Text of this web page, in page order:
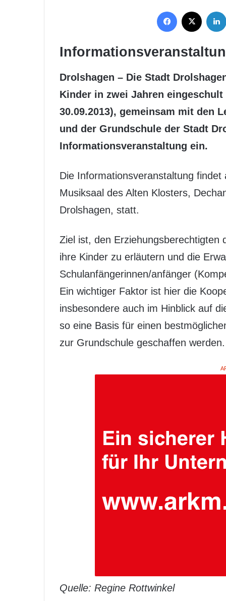
Drolshagen – Die Stadt
Kinder in zwei Jahren
30.09.2013), gemeinsam mit den
und der Grundschule der Stadt
Informationsveranstaltung ein.
Die Informationsveranstaltung
Musiksaal des Alten Klosters,
Drolshagen, statt.
Ziel ist, den Erziehungsberechtigten
ihre Kinder zu erläutern und die
Schulanfängerinnen/anfänger
Ein wichtiger Faktor ist hier die
insbesondere auch im Hinblick auf
so eine Basis für einen
zur Grundschule geschaffen werden.
Quelle: Regine Rottwinkel